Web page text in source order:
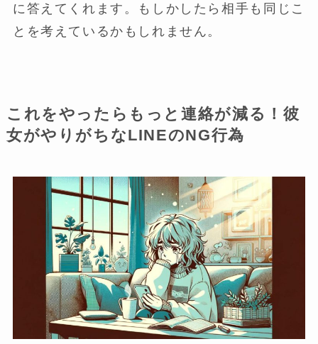
に答えてくれます。もしかしたら相手も同じこ
とを考えているかもしれません。
これをやったらもっと連絡が減る！彼
女がやりがちなLINEのNG行為